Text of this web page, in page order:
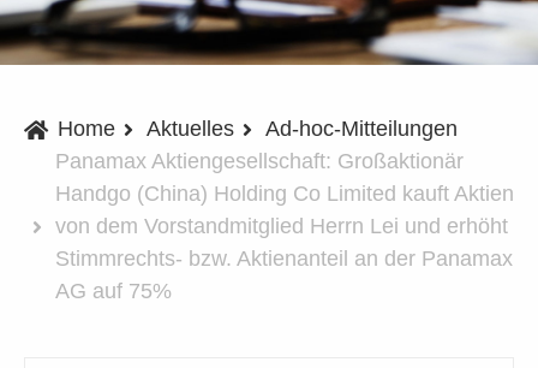
Home Aktuelles
Ad-hoc-Mitteilungen
Panamax Aktiengesellschaft: Großaktionär
Handgo (China) Holding Co Limited kauft Aktien
von dem Vorstandmitglied Herrn Lei und erhöht
Stimmrechts- bzw. Aktienanteil an der Panamax
AG auf 75%